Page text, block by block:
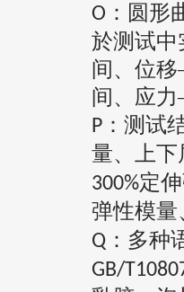
O ：圆形
於测试
间、位
间、应力
P ：测试
量、上下
300%定
弹性模量
Q ：多种
GB/